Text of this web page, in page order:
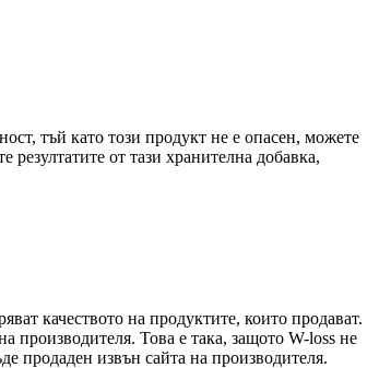
тъй като този продукт не е опасен, можете
резултатите от тази хранителна добавка,
качеството на продуктите, които продават.
производителя. Това е така, защото W-loss не
продаден извън сайта на производителя.